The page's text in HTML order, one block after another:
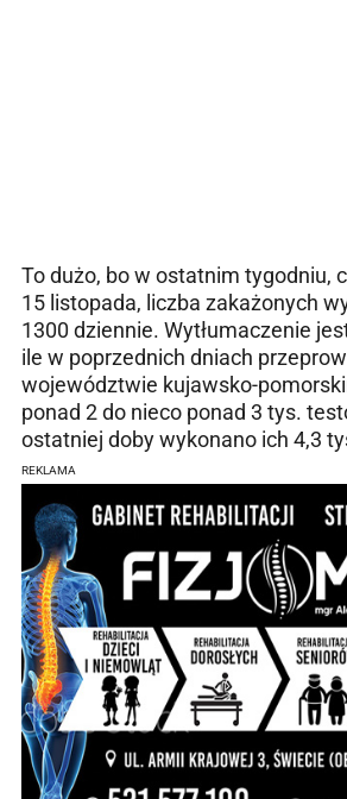
To dużo, bo w ostatnim tygodniu,
15 listopada, liczba zakażonych
1300 dziennie. Wytłumaczenie
ile w poprzednich dniach
województwie kujawsko-
ponad 2 do nieco ponad 3 tys.
ostatniej doby wykonano ich 4,3
REKLAMA